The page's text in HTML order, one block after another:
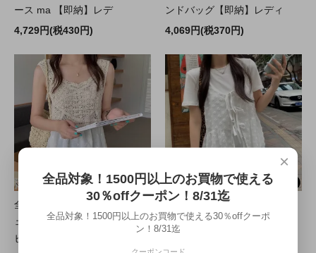
ース ma 【即納】レデ
4,729円(税430円)
ンドバッグ【即納】レディ
4,069円(税370円)
全品送料無料一部除く クロシ
ェ編み 刺繍レース ドッキング
ビスチェ ma 【即納】
全品送料無料一部除く フラワ
ーレース フロントリボン キャ
×
全品対象！1500円以上のお買物で使える
30％offクーポン！8/31迄
全品対象！1500円以上のお買物で使える30％offクーポ
ン！8/31迄
クーポンコード